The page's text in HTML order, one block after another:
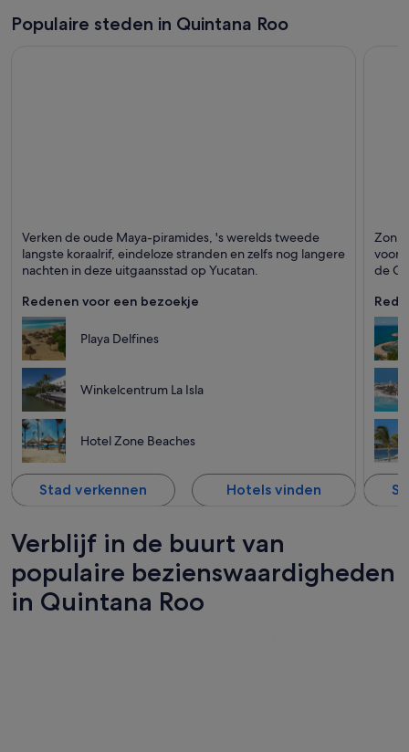
e
v
Populaire steden in Quintana Roo
Staat bekend om Dineren, Stranden en Zee
Verken de oude Maya-piramides, 's werelds tweede
langste koraalrif, eindeloze stranden en zelfs nog langere
nachten in deze uitgaansstad op Yucatan.
Redenen voor een bezoekje
Playa Delfines
Winkelcentrum La Isla
Hotel Zone Beaches
Stad verkennen Hotels vinden
Zon,
de
Verblijf in de buurt van
populaire bezienswaardigheden
in Quintana Roo